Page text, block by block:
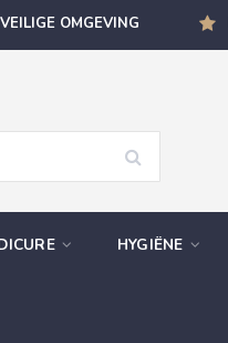
OMGEVING
HYGIËNE